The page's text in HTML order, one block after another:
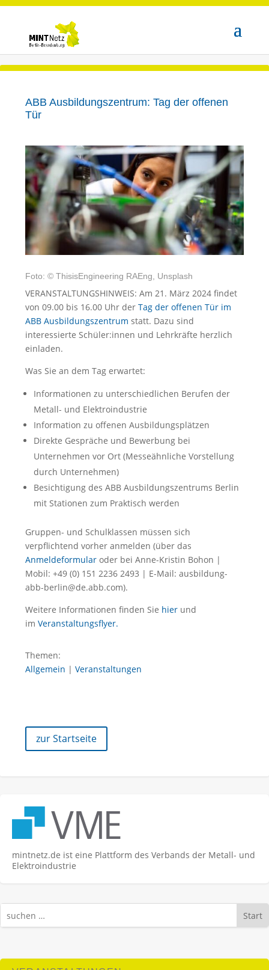
ABB Ausbildungszentrum: Tag der offenen
Tür
Foto: © ThisisEngineering RAEng, Unsplash
VERANSTALTUNGSHINWEIS: Am 21. März 2024 findet
von 09.00 bis 16.00 Uhr der Tag der offenen Tür im
ABB Ausbildungszentrum statt. Dazu sind
interessierte Schüler:innen und Lehrkräfte herzlich
einladen.
Was Sie an dem Tag erwartet:
Informationen zu unterschiedlichen Berufen der
Metall- und Elektroindustrie
Information zu offenen Ausbildungsplätzen
Direkte Gespräche und Bewerbung bei
Unternehmen vor Ort (Messeähnliche Vorstellung
durch Unternehmen)
Besichtigung des ABB Ausbildungszentrums Berlin
mit Stationen zum Praktisch werden
Gruppen- und Schulklassen müssen sich
verpflichtend vorher anmelden (über das
Anmeldeformular oder bei Anne-Kristin Bohon |
Mobil: +49 (0) 151 2236 2493 | E-Mail: ausbildung-
abb-berlin@de.abb.com).
Weitere Informationen finden Sie hier und
im Veranstaltungsflyer.
Themen:
Allgemein | Veranstaltungen
zur Startseite
mintnetz.de ist eine Plattform des Verbands der Metall- und
Elektroindustrie
Start